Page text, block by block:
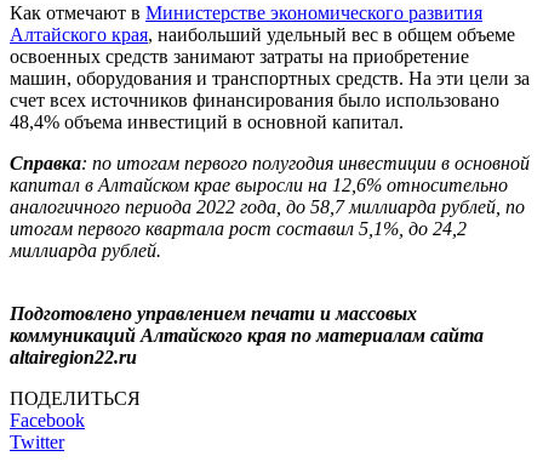
Как отмечают в Министерстве экономического развития
Алтайского края, наибольший удельный вес в общем объеме
освоенных средств занимают затраты на приобретение
машин, оборудования и транспортных средств. На эти цели за
счет всех источников финансирования было использовано
48,4% объема инвестиций в основной капитал.
Справка: по итогам первого полугодия инвестиции в основной
капитал в Алтайском крае выросли на 12,6% относительно
аналогичного периода 2022 года, до 58,7 миллиарда рублей, по
итогам первого квартала рост составил 5,1%, до 24,2
миллиарда рублей.
Подготовлено управлением печати и массовых
коммуникаций Алтайского края по материалам сайта
altairegion22.ru
ПОДЕЛИТЬСЯ
Facebook
Twitter